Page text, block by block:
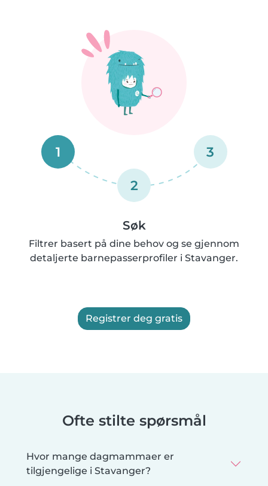
1
2
3
Søk
Filtrer basert på dine behov og se gjennom
detaljerte barnepasserprofiler i Stavanger.
Registrer deg gratis
Ofte stilte spørsmål
Hvor mange dagmammaer er
tilgjengelige i Stavanger?